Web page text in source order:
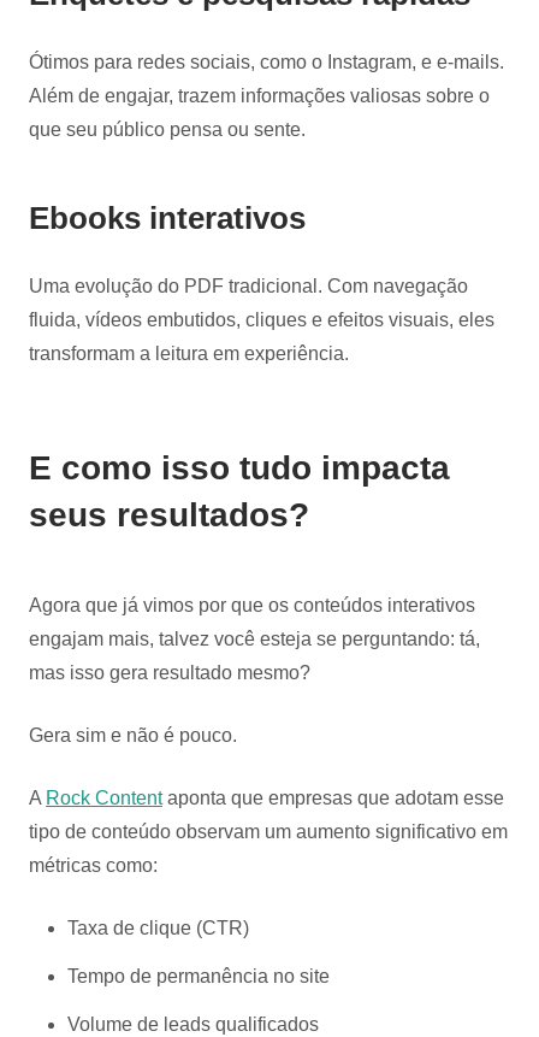
Ótimos para redes sociais, como o Instagram, e e-mails.
Além de engajar, trazem informações valiosas sobre o
que seu público pensa ou sente.
Ebooks interativos
Uma evolução do PDF tradicional. Com navegação
fluida, vídeos embutidos, cliques e efeitos visuais, eles
transformam a leitura em experiência.
E como isso tudo impacta
seus resultados?
Agora que já vimos por que os conteúdos interativos
engajam mais, talvez você esteja se perguntando: tá,
mas isso gera resultado mesmo?
Gera sim e não é pouco.
A Rock Contentaponta que empresas que adotam esse
tipo de conteúdo observam um aumento significativo em
métricas como:
Taxa de clique (CTR)
Tempo de permanência no site
Volume de leads qualificados